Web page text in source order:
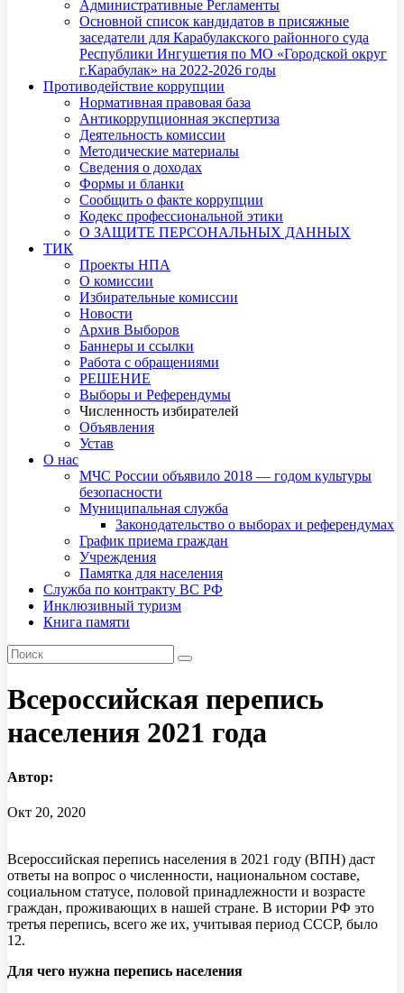
Административные Регламенты
Основной список кандидатов в присяжные
заседатели для Карабулакского районного суда
Республики Ингушетия по МО «Городской округ
г.Карабулак» на 2022-2026 годы
Противодействие коррупции
Нормативная правовая база
Антикоррупционная экспертиза
Деятельность комиссии
Методические материалы
Сведения о доходах
Формы и бланки
Сообщить о факте коррупции
Кодекс профессиональной этики
О ЗАЩИТЕ ПЕРСОНАЛЬНЫХ ДАННЫХ
ТИК
Проекты НПА
О комиссии
Избирательные комиссии
Новости
Архив Выборов
Баннеры и ссылки
Работа с обращениями
РЕШЕНИЕ
Выборы и Референдумы
Численность избирателей
Объявления
Устав
О нас
МЧС России объявило 2018 — годом культуры
безопасности
Муниципальная служба
Законодательство о выборах и референдумах
График приема граждан
Учреждения
Памятка для населения
Служба по контракту ВС РФ
Инклюзивный туризм
Книга памяти
Всероссийская перепись
населения 2021 года
Автор:
Окт 20, 2020
Всероссийская перепись населения в 2021 году (ВПН) даст
ответы на вопрос о численности, национальном составе,
социальном статусе, половой принадлежности и возрасте
граждан, проживающих в нашей стране. В истории РФ это
третья перепись, всего же их, учитывая период СССР, было
12.
Для чего нужна перепись населения